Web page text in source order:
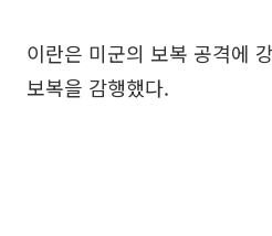
이란은 미군의 보복 공격에
보복을 감행했다.